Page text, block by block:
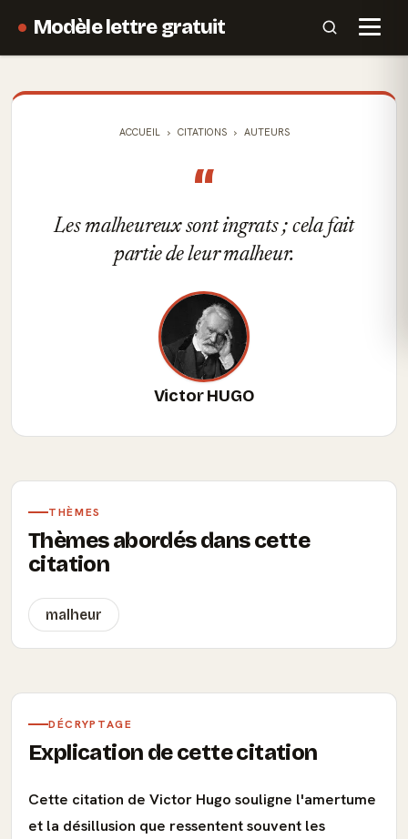
Modèle lettre gratuit
ACCUEIL CITATIONS AUTEURS
“
Les malheureux sont ingrats ; cela fait
partie de leur malheur.
Victor HUGO
THÈMES
Thèmes abordés dans cette
citation
malheur
DÉCRYPTAGE
Explication de cette citation
Cette citation de Victor Hugo souligne l'amertume
et la désillusion que ressentent souvent les